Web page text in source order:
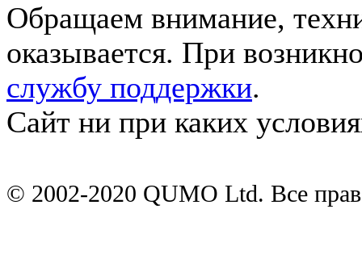
Обращаем внимание,
оказывается. При
службу поддержки.
Сайт ни при каких
© 2002-2020 QUMO Ltd. Все